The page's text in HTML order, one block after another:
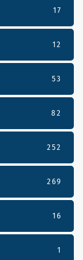
17
12
53
82
252
269
16
1